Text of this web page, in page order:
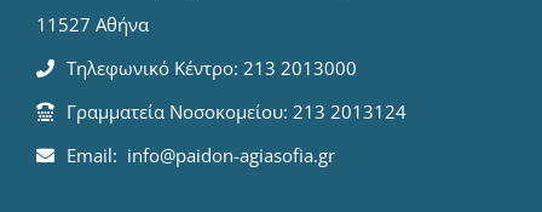
11527 Αθήνα
Τηλεφωνικό Κέντρο: 213 2013000
Γραμματεία Νοσοκομείου: 213 2013124
Email: info@paidon-agiasofia.gr